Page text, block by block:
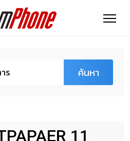
ค้นหา
11